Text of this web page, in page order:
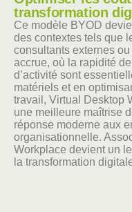
transformation
Ce modèle BYOD
des contextes tels que
consultants externes
accrue, où la rapidité
d’activité sont
matériels et en
travail, Virtual Desktop
une meilleure maîtrise
réponse moderne aux
organisationnelle.
Workplace devient un
la transformation